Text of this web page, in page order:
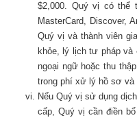
$2,000. Quý vị có thể
MasterCard, Discover,
Quý vị và thành viên
khỏe, lý lịch tư pháp và
ngoại ngữ hoặc thu
trong phí xử lý hồ sơ và
Nếu Quý vị sử dụng
cấp, Quý vị cần điền